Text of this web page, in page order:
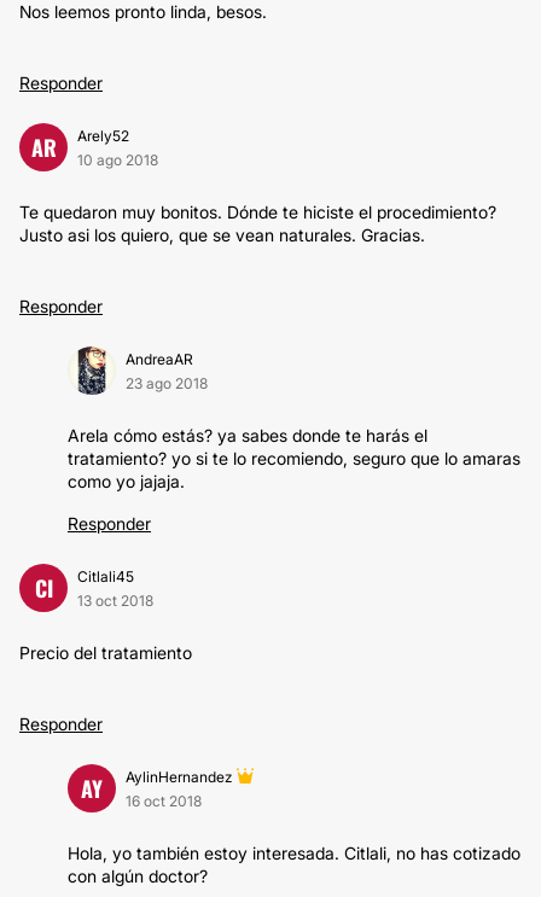
Nos leemos pronto linda, besos.
Responder
AR
Arely52
10 ago 2018
Te quedaron muy bonitos. Dónde te hiciste el procedimiento?
Justo asi los quiero, que se vean naturales. Gracias.
Responder
AndreaAR
23 ago 2018
Arela cómo estás? ya sabes donde te harás el
tratamiento? yo si te lo recomiendo, seguro que lo amaras
como yo jajaja.
Responder
CI
Citlali45
13 oct 2018
Precio del tratamiento
Responder
AY
AylinHernandez
16 oct 2018
Hola, yo también estoy interesada. Citlali, no has cotizado
con algún doctor?